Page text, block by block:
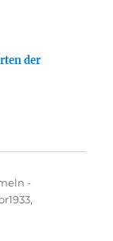
der
-
,